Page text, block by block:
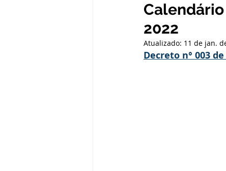
Administração e Finanças
2022
Atualizado: 11 de jan.
Decreto n° 003